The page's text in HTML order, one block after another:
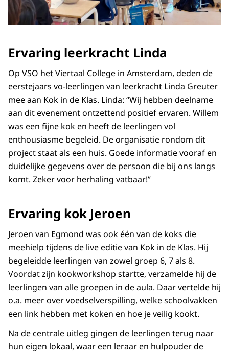
Ervaring leerkracht Linda
Op VSO het Viertaal College in Amsterdam, deden de
eerstejaars vo-leerlingen van leerkracht Linda Greuter
mee aan Kok in de Klas. Linda: “Wij hebben deelname
aan dit evenement ontzettend positief ervaren. Willem
was een fijne kok en heeft de leerlingen vol
enthousiasme begeleid. De organisatie rondom dit
project staat als een huis. Goede informatie vooraf en
duidelijke gegevens over de persoon die bij ons langs
komt. Zeker voor herhaling vatbaar!”
Ervaring kok Jeroen
Jeroen van Egmond was ook één van de koks die
meehielp tijdens de live editie van Kok in de Klas. Hij
begeleidde leerlingen van zowel groep 6, 7 als 8.
Voordat zijn kookworkshop startte, verzamelde hij de
leerlingen van alle groepen in de aula. Daar vertelde hij
o.a. meer over voedselverspilling, welke schoolvakken
een link hebben met koken en hoe je veilig kookt.
Na de centrale uitleg gingen de leerlingen terug naar
hun eigen lokaal, waar een leraar en hulpouder de